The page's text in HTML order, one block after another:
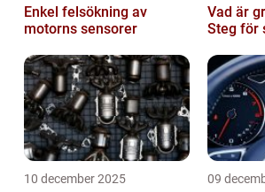
Enkel felsökning av
motorns sensorer
Vad är
Steg för
10 december 2025 09